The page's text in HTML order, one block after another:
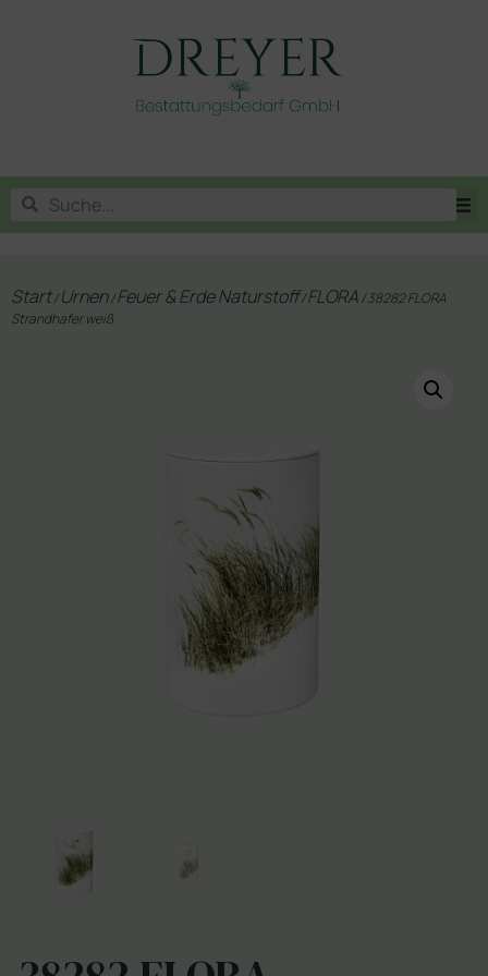
Start/Urnen/Feuer & Erde Naturstoff/FLORA/ 38282 FLORA
Strandhafer weiß